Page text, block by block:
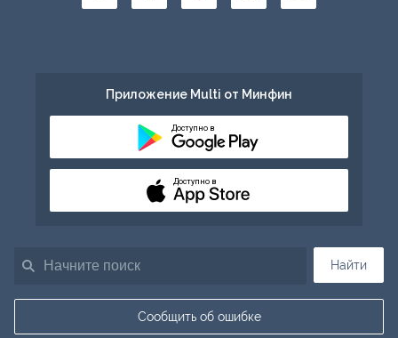
Найти
Сообщить об ошибке
Приложение Multi от Минфин
Доступно в
Доступно в